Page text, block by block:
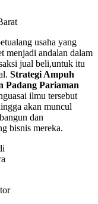
usaha yang
menjadi andalan dalam
jual beli,untuk itu
Strategi Ampuh
Padang Pariaman
ilmu tersebut
akan muncul
dan
bisnis mereka.